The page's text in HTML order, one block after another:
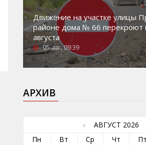
Движение на участке улицы
районе дома № 66 перекроют
августа
05-авг, 09:39
АРХИВ
« АВГУСТ 2026
Пн
Вт Ср Чт Пт